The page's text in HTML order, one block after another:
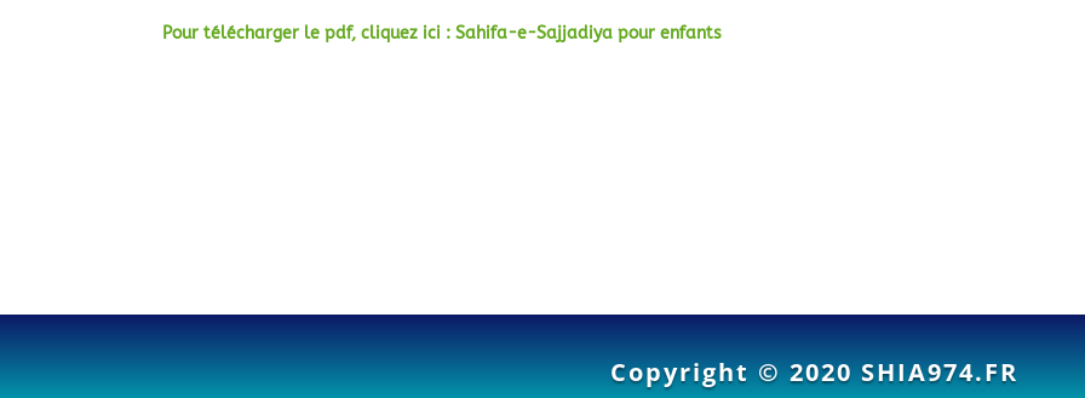
Pour télécharger le pdf, cliquez ici : Sahifa-e-Sajjadiya pour enfants
Copyright © 2020SHIA974.FR